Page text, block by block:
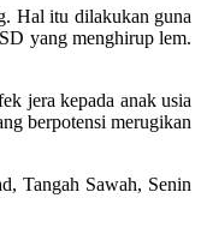
Hal itu dilakukan guna
yang menghirup lem.
jera kepada anak usia
berpotensi merugikan
Tangah Sawah, Senin